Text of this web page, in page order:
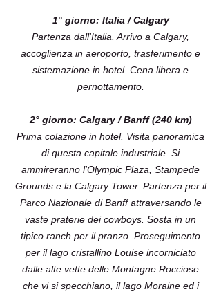
1° giorno: Italia / Calgary
Partenza dall'Italia. Arrivo a Calgary,
accoglienza in aeroporto, trasferimento e
sistemazione in hotel. Cena libera e
pernottamento.
2° giorno: Calgary / Banff (240 km)
Prima colazione in hotel. Visita panoramica
di questa capitale industriale. Si
ammireranno l'Olympic Plaza, Stampede
Grounds e la Calgary Tower. Partenza per il
Parco Nazionale di Banff attraversando le
vaste praterie dei cowboys. Sosta in un
tipico ranch per il pranzo. Proseguimento
per il lago cristallino Louise incorniciato
dalle alte vette delle Montagne Rocciose
che vi si specchiano, il lago Moraine ed i